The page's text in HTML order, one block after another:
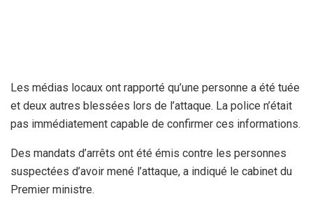
Les médias locaux ont rapporté qu’une personne a été tuée
et deux autres blessées lors de l’attaque. La police n’était
pas immédiatement capable de confirmer ces informations.
Des mandats d’arrêts ont été émis contre les personnes
suspectées d’avoir mené l’attaque, a indiqué le cabinet du
Premier ministre.